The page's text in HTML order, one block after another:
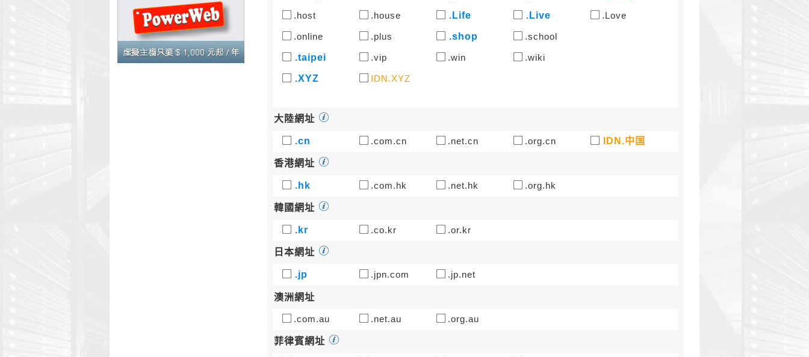
.host .house .Life .Live .Love
.online .plus .shop .school
.taipei .vip .win .wiki
.XYZ IDN.XYZ
大陸網址
.cn .com.cn .net.cn .org.cn IDN.中国
香港網址
.hk .com.hk .net.hk .org.hk
韓國網址
.kr .co.kr .or.kr
日本網址
.jp .jpn.com .jp.net
澳洲網址
.com.au .net.au .org.au
菲律賓網址